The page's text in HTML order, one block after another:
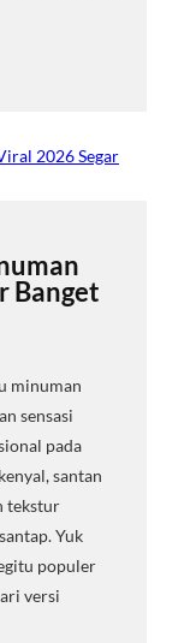
Banget
minuman
sensasi
pada
santan
tekstur
Yuk
populer
versi